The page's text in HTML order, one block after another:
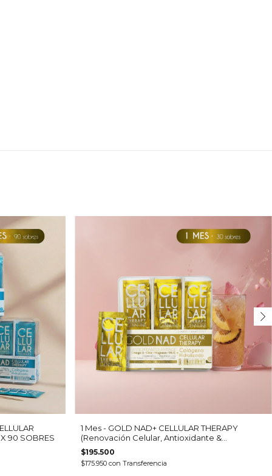
90 SOBRES
1 Mes - GOLD NAD+ CELLULAR THERAPY
(Renovación Celular, Antioxidante &
Antiinflamatorio) x 30 Sobres
$195.500
$175.950con Transferencia